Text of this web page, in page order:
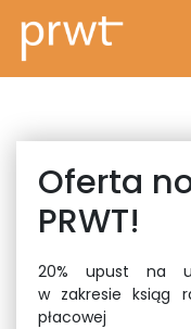
Oferta
PRWT!
20% upust na
w zakresie ksiąg
płacowej